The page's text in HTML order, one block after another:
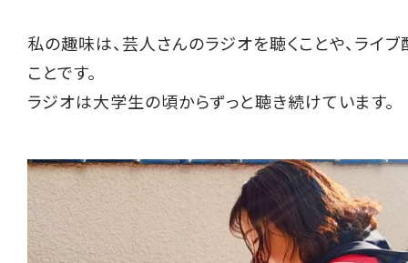
私の趣味は、芸人さんのラジオを聴くことや、ライ
ことです。
ラジオは大学生の頃からずっと聴き続けています。